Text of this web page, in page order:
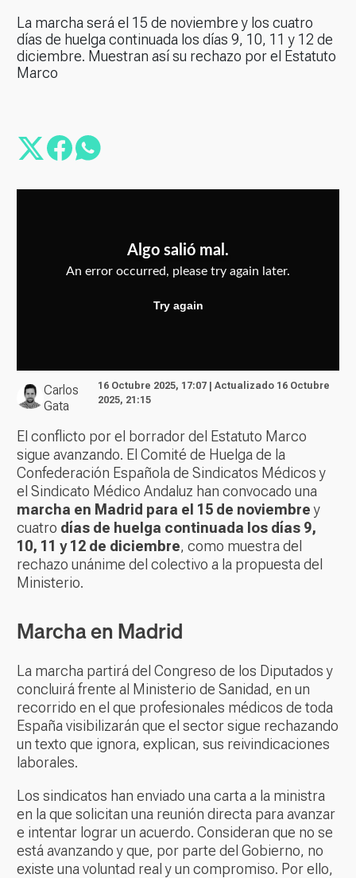
La marcha será el 15 de noviembre y los cuatro
días de huelga continuada los días 9, 10, 11 y 12 de
diciembre. Muestran así su rechazo por el Estatuto
Marco
Carlos
Gata
16 Octubre 2025, 17:07 | Actualizado 16 Octubre
2025, 21:15
El conflicto por el borrador del Estatuto Marco
sigue avanzando. El Comité de Huelga de la
Confederación Española de Sindicatos Médicos y
el Sindicato Médico Andaluz han convocado una
marcha en Madrid para el 15 de noviembrey
cuatro días de huelga continuada los días 9,
10, 11 y 12 de diciembre, como muestra del
rechazo unánime del colectivo a la propuesta del
Ministerio.
Marcha en Madrid
La marcha partirá del Congreso de los Diputados y
concluirá frente al Ministerio de Sanidad, en un
recorrido en el que profesionales médicos de toda
España visibilizarán que el sector sigue rechazando
un texto que ignora, explican, sus reivindicaciones
laborales.
Los sindicatos han enviado una carta a la ministra
en la que solicitan una reunión directa para avanzar
e intentar lograr un acuerdo. Consideran que no se
está avanzando y que, por parte del Gobierno, no
existe una voluntad real y un compromiso. Por ello,